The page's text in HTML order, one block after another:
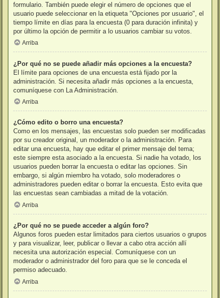
formulario. También puede elegir el número de opciones que el
usuario puede seleccionar en la etiqueta "Opciones por usuario", el
tiempo límite en días para la encuesta (0 para duración infinita) y
por último la opción de permitir a lo usuarios cambiar su votos.
Arriba
¿Por qué no se puede añadir más opciones a la encuesta?
El límite para opciones de una encuesta está fijado por la
administración. Si necesita añadir más opciones a la encuesta,
comuníquese con La Administración.
Arriba
¿Cómo edito o borro una encuesta?
Como en los mensajes, las encuestas solo pueden ser modificadas
por su creador original, un moderador o la administración. Para
editar una encuesta, hay que editar el primer mensaje del tema;
este siempre esta asociado a la encuesta. Si nadie ha votado, los
usuarios pueden borrar la encuesta o editar las opciones. Sin
embargo, si algún miembro ha votado, solo moderadores o
administradores pueden editar o borrar la encuesta. Esto evita que
las encuestas sean cambiadas a mitad de la votación.
Arriba
¿Por qué no se puede acceder a algún foro?
Algunos foros pueden estar limitados para ciertos usuarios o grupos
y para visualizar, leer, publicar o llevar a cabo otra acción allí
necesita una autorización especial. Comuníquese con un
moderador o administrador del foro para que se le conceda el
permiso adecuado.
Arriba